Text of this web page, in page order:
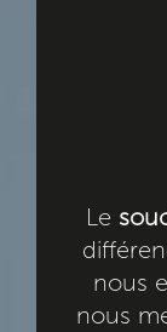
Le
nous
nous